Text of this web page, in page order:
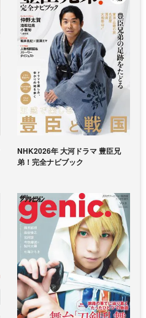
NHK2026年 大河ドラマ 豊臣兄
弟！完全ナビブック